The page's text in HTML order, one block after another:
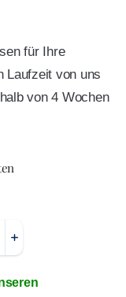
für Ihre
Laufzeit von uns
von 4 Wochen